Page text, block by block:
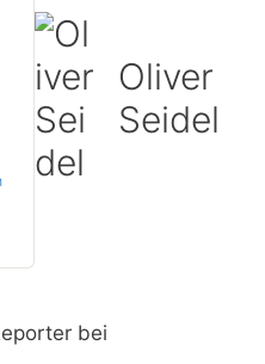
Oliver
Seidel
bei